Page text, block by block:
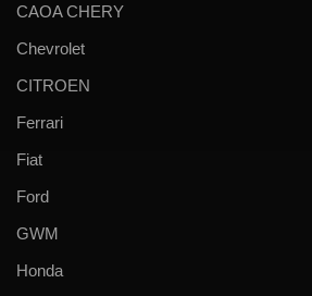
CAOA CHERY
Chevrolet
CITROEN
Ferrari
Fiat
Ford
GWM
Honda